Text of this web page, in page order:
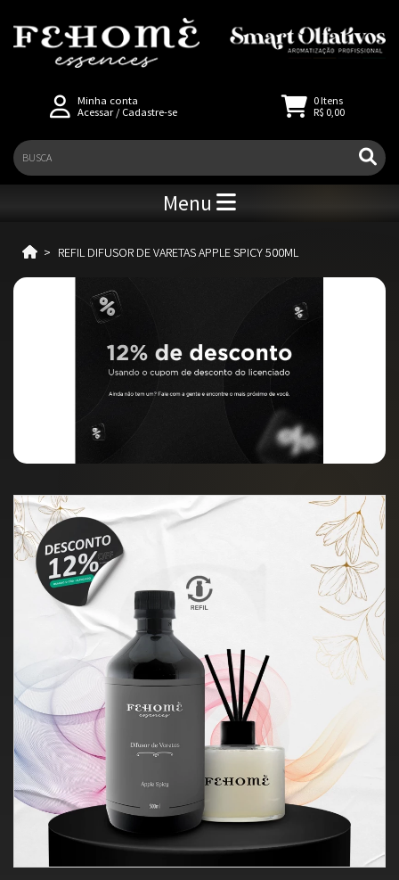
Minha conta
Acessar/ Cadastre-se
0Itens
R$ 0,00
Menu
REFIL DIFUSOR DE VARETAS APPLE SPICY 500ML